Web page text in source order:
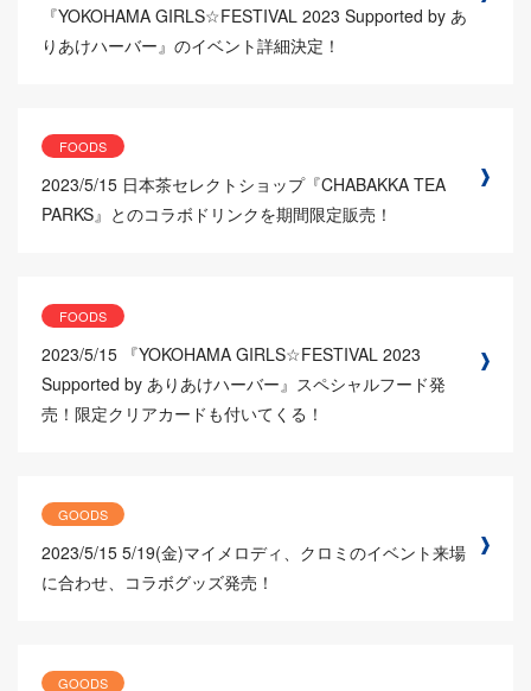
『YOKOHAMA GIRLS☆FESTIVAL 2023 Supported by あ
りあけハーバー』のイベント詳細決定！
FOODS
2023/5/15 日本茶セレクトショップ『CHABAKKA TEA
PARKS』とのコラボドリンクを期間限定販売！
FOODS
2023/5/15 『YOKOHAMA GIRLS☆FESTIVAL 2023
Supported by ありあけハーバー』スペシャルフード発
売！限定クリアカードも付いてくる！
GOODS
2023/5/15 5/19(金)マイメロディ、クロミのイベント来場
に合わせ、コラボグッズ発売！
GOODS